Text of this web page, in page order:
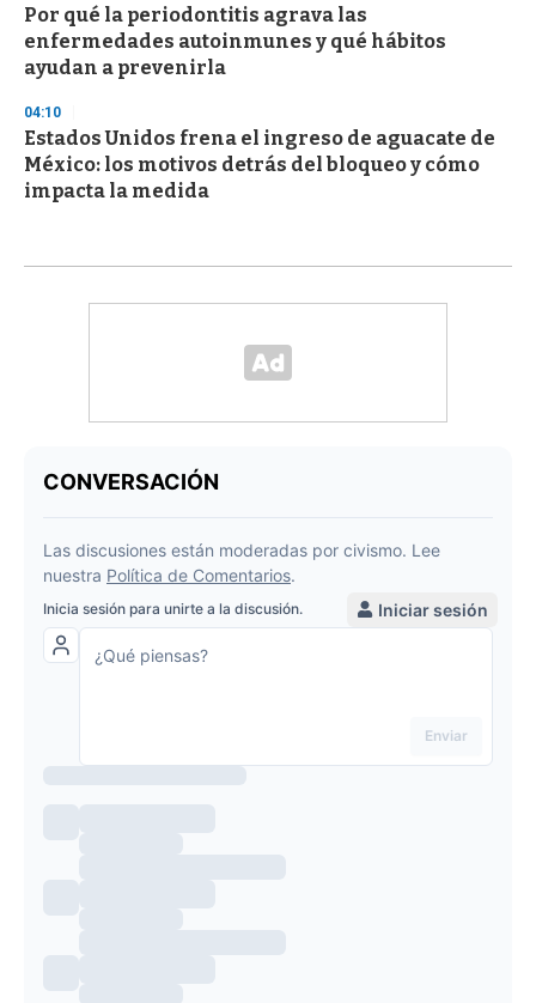
Por qué la periodontitis agrava las
enfermedades autoinmunes y qué hábitos
ayudan a prevenirla
04:10
Estados Unidos frena el ingreso de aguacate de
México: los motivos detrás del bloqueo y cómo
impacta la medida